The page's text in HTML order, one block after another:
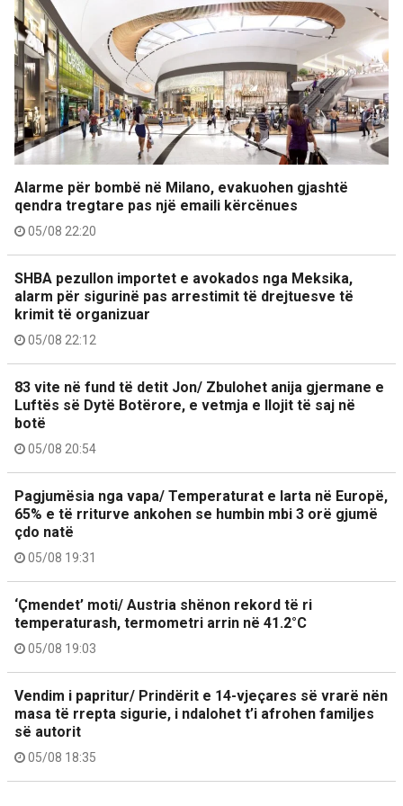
Alarme për bombë në Milano, evakuohen gjashtë
qendra tregtare pas një emaili kërcënues
05/08 22:20
SHBA pezullon importet e avokados nga Meksika,
alarm për sigurinë pas arrestimit të drejtuesve të
krimit të organizuar
05/08 22:12
83 vite në fund të detit Jon/ Zbulohet anija gjermane e
Luftës së Dytë Botërore, e vetmja e llojit të saj në
botë
05/08 20:54
Pagjumësia nga vapa/ Temperaturat e larta në Europë,
65% e të rriturve ankohen se humbin mbi 3 orë gjumë
çdo natë
05/08 19:31
‘Çmendet’ moti/ Austria shënon rekord të ri
temperaturash, termometri arrin në 41.2°C
05/08 19:03
Vendim i papritur/ Prindërit e 14-vjeçares së vrarë nën
masa të rrepta sigurie, i ndalohet t’i afrohen familjes
së autorit
05/08 18:35